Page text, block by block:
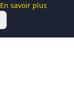
En savoir plus